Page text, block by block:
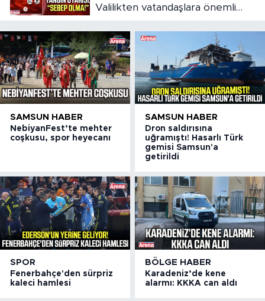
Valilikten vatandaşlara önemli
çağrı
SAMSUN HABER
NebiyanFest’te mehter
coşkusu, spor heyecanı
SAMSUN HABER
Dron saldırısına
uğramıştı! Hasarlı Türk
gemisi Samsun'a
getirildi
SPOR
Fenerbahçe'den sürpriz
kaleci hamlesi
BÖLGE HABER
Karadeniz’de kene
alarmı: KKKA can aldı